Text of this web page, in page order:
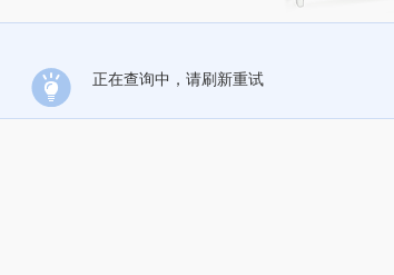
正在查询中，请刷新重试